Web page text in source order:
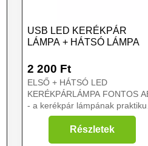
USB LED KERÉKPÁR
LÁMPA + HÁTSÓ LÁMPA
2 200 Ft
ELSŐ + HÁTSÓ LED
KERÉKPÁRLÁMPA FONTOS
- a kerékpár lámpának praktikus
fogantyúja van, amelyet a
kormányra kell rögzíteni. Az
egyszerű és gyors
Részletek